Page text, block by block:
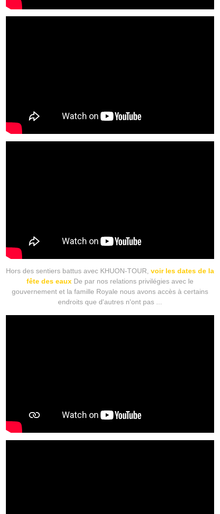
Hors des sentiers battus avec KHUON-TOUR, voir les dates de la
fête des eaux De par nos relations privilégies avec le
gouvernement et la famille Royale nous avons accès à certains
endroits que d'autres n'ont pas ...